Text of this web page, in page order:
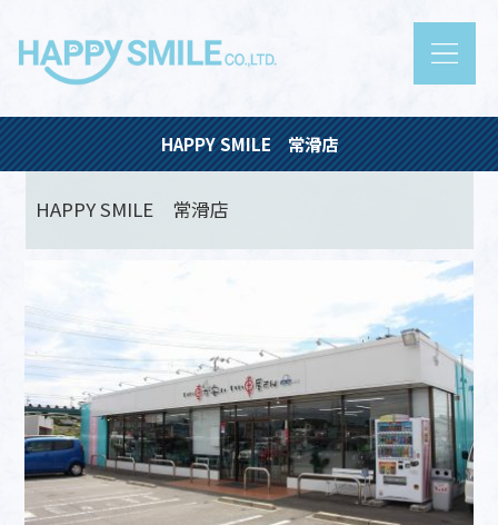
HAPPY SMILE 常滑店
HAPPY SMILE 常滑店